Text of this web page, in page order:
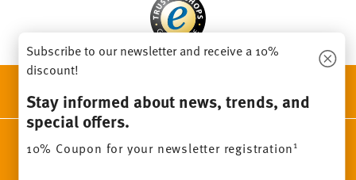
Beauty & functionality for your home
Homepage General terms and conditions
Privacy policy
Subscribe to our newsletter and receive a 10%
discount!
Stay informed about news, trends, and
special offers.
10% Coupon for your newsletter registration1